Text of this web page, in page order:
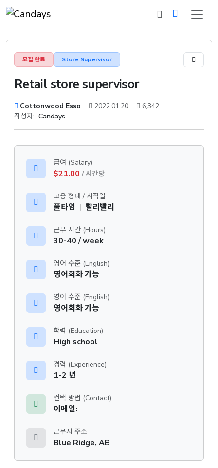
모집 완료 Store Supervisor
Retail store supervisor
Cottonwood Esso 2022.01.20
6,342
작성자: Candays
급여 (Salary)
$21.00 / 시간당
고용 형태 / 시작일
풀타임 | 빨리빨리
근무 시간 (Hours)
30-40 / week
영어 수준 (English)
영어회화 가능
영어 수준 (English)
영어회화 가능
학력 (Education)
High school
경력 (Experience)
1-2 년
컨택 방법 (Contact)
이메일:
근무지 주소
Blue Ridge, AB